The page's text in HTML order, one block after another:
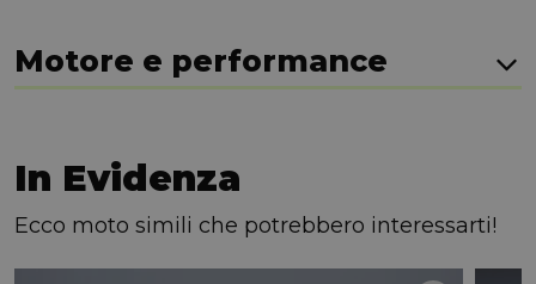
Motore e performance
In Evidenza
Ecco moto simili che potrebbero interessarti!